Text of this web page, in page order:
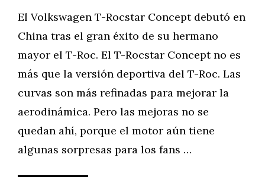
El Volkswagen T-Rocstar Concept debutó en
China tras el gran éxito de su hermano
mayor el T-Roc. El T-Rocstar Concept no es
más que la versión deportiva del T-Roc. Las
curvas son más refinadas para mejorar la
aerodinámica. Pero las mejoras no se
quedan ahí, porque el motor aún tiene
algunas sorpresas para los fans …